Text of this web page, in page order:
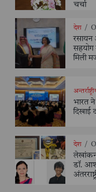
चर्चा
देश /
रसायन
सहयोग
मिली
भारत
दिखाई
देश /
लेखांकन
डॉ.